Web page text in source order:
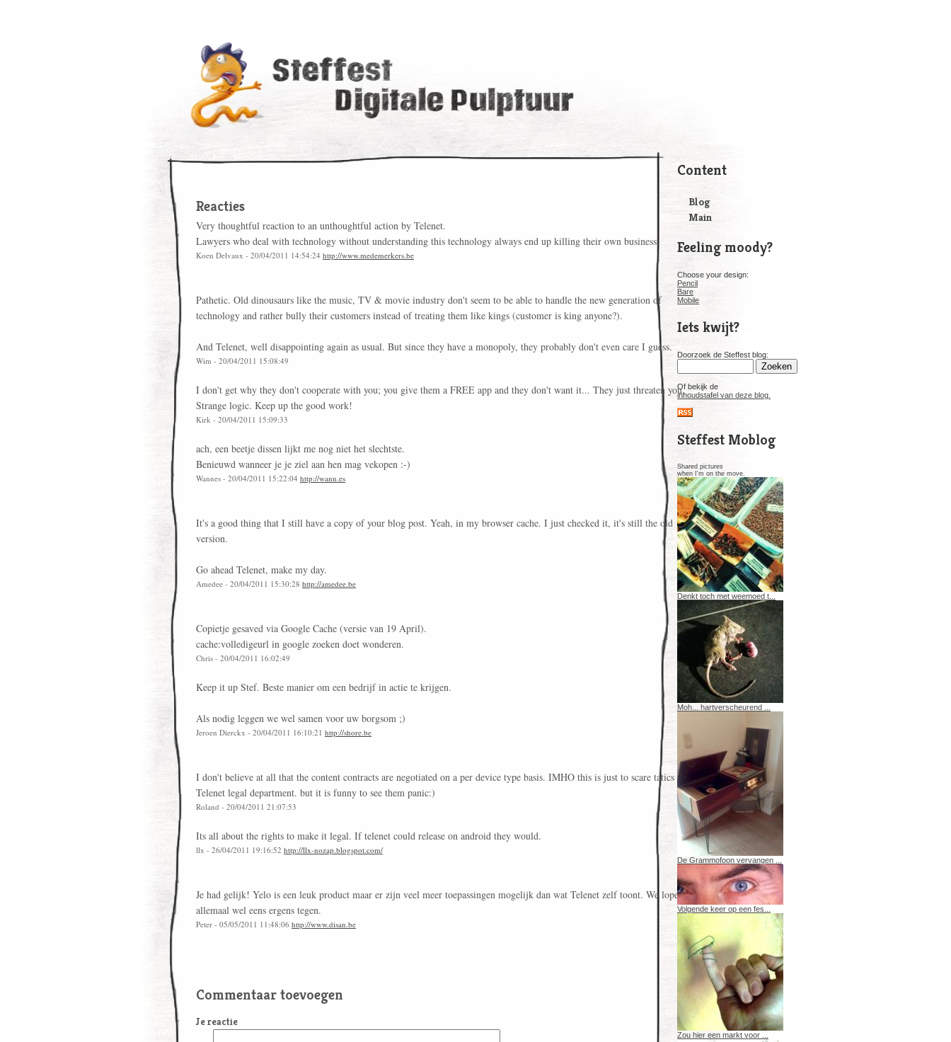
Reacties
Very thoughtful reaction to an unthoughtful action by Telenet.
Lawyers who deal with technology without understanding this technology always end up killing their own business.
Koen Delvaux - 20/04/2011 14:54:24 http://www.medemerkers.be
Pathetic. Old dinousaurs like the music, TV & movie industry don't seem to be able to handle the new generation of
technology and rather bully their customers instead of treating them like kings (customer is king anyone?).
And Telenet, well disappointing again as usual. But since they have a monopoly, they probably don't even care I guess.
Wim - 20/04/2011 15:08:49
I don't get why they don't cooperate with you; you give them a FREE app and they don't want it... They just threaten you.
Strange logic. Keep up the good work!
Kirk - 20/04/2011 15:09:33
ach, een beetje dissen lijkt me nog niet het slechtste.
Benieuwd wanneer je je ziel aan hen mag vekopen :-)
Wannes - 20/04/2011 15:22:04 http://wann.es
It's a good thing that I still have a copy of your blog post. Yeah, in my browser cache. I just checked it, it's still the old
version.
Go ahead Telenet, make my day.
Amedee - 20/04/2011 15:30:28 http://amedee.be
Copietje gesaved via Google Cache (versie van 19 April).
cache:volledigeurl in google zoeken doet wonderen.
Chris - 20/04/2011 16:02:49
Keep it up Stef. Beste manier om een bedrijf in actie te krijgen.
Als nodig leggen we wel samen voor uw borgsom ;)
Jeroen Dierckx - 20/04/2011 16:10:21 http://shore.be
I don't believe at all that the content contracts are negotiated on a per device type basis. IMHO this is just to scare tatics from
Telenet legal department. but it is funny to see them panic:)
Roland - 20/04/2011 21:07:53
Its all about the rights to make it legal. If telenet could release on android they would.
llx - 26/04/2011 19:16:52 http://llx-nozap.blogspot.com/
Je had gelijk! Yelo is een leuk product maar er zijn veel meer toepassingen mogelijk dan wat Telenet zelf toont. We lopen
allemaal wel eens ergens tegen.
Peter - 05/05/2011 11:48:06 http://www.disan.be
Commentaar toevoegen
Je reactie
Content
Blog
Main
Feeling moody?
Choose your design:
Pencil
Bare
Mobile
Iets kwijt?
Doorzoek de Steffest blog:
Of bekijk de
inhoudstafel van deze blog.
Steffest Moblog
Shared pictures
when I'm on the move.
Denkt toch met weemoed t...
Moh... hartverscheurend ...
De Grammofoon vervangen ...
Volgende keer op een fes...
Zou hier een markt voor ...